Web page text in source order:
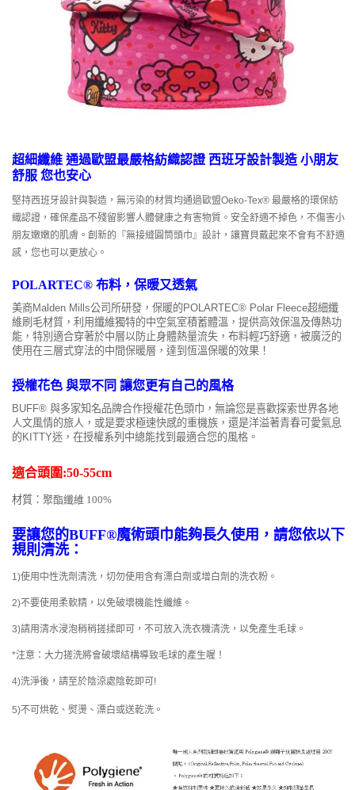
超細纖維 通過歐盟最嚴格紡織認證 西班牙設計製造 小朋友
舒服 您也安心
堅持西班牙設計與製造，無污染的材質均通過歐盟Oeko-Tex® 最嚴格的環保紡
織認證，確保產品不殘留影響人體健康之有害物質。安全舒適不掉色，不傷害小
朋友嫩嫩的肌膚。創新的『無接縫圓筒頭巾』設計，讓寶貝戴起來不會有不舒適
感，您也可以更放心。
POLARTEC® 布料，保暖又透氣
美商Malden Mills公司所研發，保暖的POLARTEC® Polar Fleece超細纖
維刷毛材質，利用纖維獨特的中空氣室積蓄體溫，提供高效保溫及傳熱功
能，特別適合穿著於中層以防止身體熱量流失，布料輕巧舒適，被廣泛的
使用在三層式穿法的中間保暖層，達到恆溫保暖的效果！
授權花色 與眾不同 讓您更有自己的風格
BUFF® 與多家知名品牌合作授權花色頭巾，無論您是喜歡探索世界各地
人文風情的旅人，或是要求極速快感的重機族，還是洋溢著青春可愛氣息
的KITTY迷，在授權系列中總能找到最適合您的風格。
適合頭圍:50-55cm
材質 ： 聚酯纖維 100%
要讓您的BUFF®魔術頭巾能夠長久使用，請您依以下
規則清洗：
1)使用中性洗劑清洗，切勿使用含有漂白劑或增白劑的洗衣粉。
2)不要使用柔軟精，以免破壞機能性纖維。
3)請用清水浸泡稍稍搓揉即可，不可放入洗衣機清洗，以免產生毛球。
*注意：大力搓洗將會破壞結構導致毛球的產生喔！
4)洗淨後，請至於陰涼處陰乾即可!
5)不可烘乾、熨燙、漂白或送乾洗。